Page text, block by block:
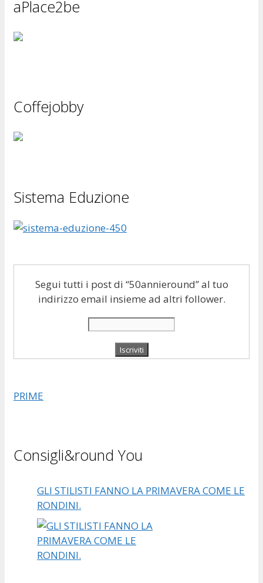
aPlace2be
Coffejobby
Sistema Eduzione
Segui tutti i post di “50annieround” al tuo
indirizzo email insieme ad altri follower.
PRIME
Consigli&round You
GLI STILISTI FANNO LA PRIMAVERA COME LE
RONDINI.